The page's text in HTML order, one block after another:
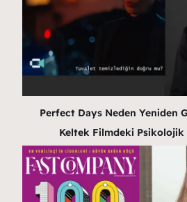
Perfect Days Neden Yeniden
Keltek Filmdeki Psikolojik